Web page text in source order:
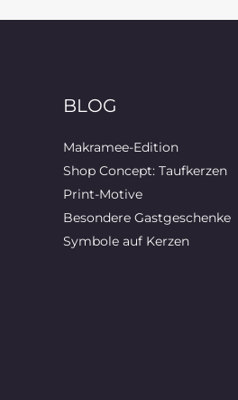
BLOG
Makramee-Edition
Shop Concept: Taufkerzen
Print-Motive
Besondere Gastgeschenke
Symbole auf Kerzen